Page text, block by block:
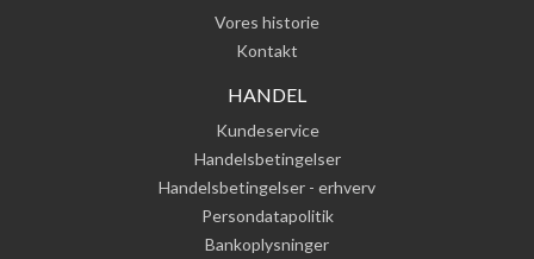
Vores historie
Kontakt
HANDEL
Kundeservice
Handelsbetingelser
Handelsbetingelser - erhverv
Persondatapolitik
Bankoplysninger